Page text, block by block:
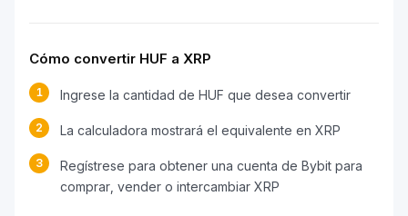
Cómo convertir HUF a XRP
1 Ingrese la cantidad de HUF que desea convertir
2 La calculadora mostrará el equivalente en XRP
3
Regístrese para obtener una cuenta de Bybit para
comprar, vender o intercambiar XRP